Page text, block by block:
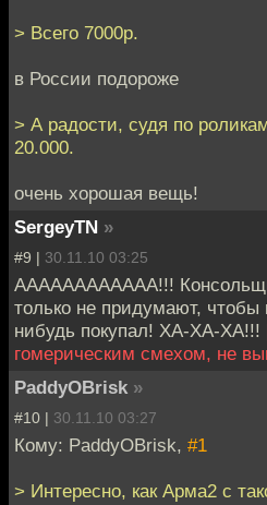
> Всего 7000р.
в России подороже
> А радости, судя по
20.000.
очень хорошая вещь!
SergeyTN »
#9 | 30.11.10 03:25
АААААААААААА!!!
только не придумают, чтобы
нибудь покупал! ХА-ХА-ХА!!!
гомерическим смехом, не
PaddyOBrisk »
#10 | 30.11.10 03:27
Кому: PaddyOBrisk, #1
> Интересно, как Арма2 с